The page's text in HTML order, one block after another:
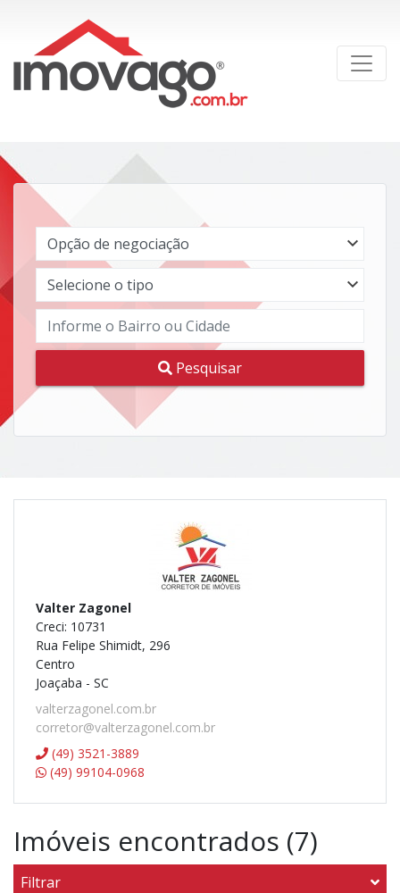
Pesquisar
Valter Zagonel
Creci: 10731
Rua Felipe Shimidt, 296
Centro
Joaçaba - SC
valterzagonel.com.br
corretor@valterzagonel.com.br
(49) 3521-3889
(49) 99104-0968
Imóveis encontrados (7)
Filtrar